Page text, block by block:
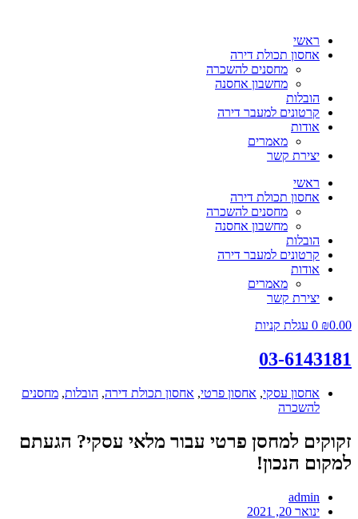
ראשי
אחסון תכולת דירה
מחסנים להשכרה
מחשבון אחסנה
הובלות
קרטונים למעבר דירה
אודות
מאמרים
יצירת קשר
ראשי
אחסון תכולת דירה
מחסנים להשכרה
מחשבון אחסנה
הובלות
קרטונים למעבר דירה
אודות
מאמרים
יצירת קשר
₪0.00
0 עגלת קניות
03-6143181
אחסון עסקי, אחסון פרטי, אחסון תכולת דירה, הובלות, מחסנים
להשכרה
זקוקים למחסן פרטי עבור מלאי עסקי? הגעתם
למקום הנכון!
admin
ינואר 20, 2021